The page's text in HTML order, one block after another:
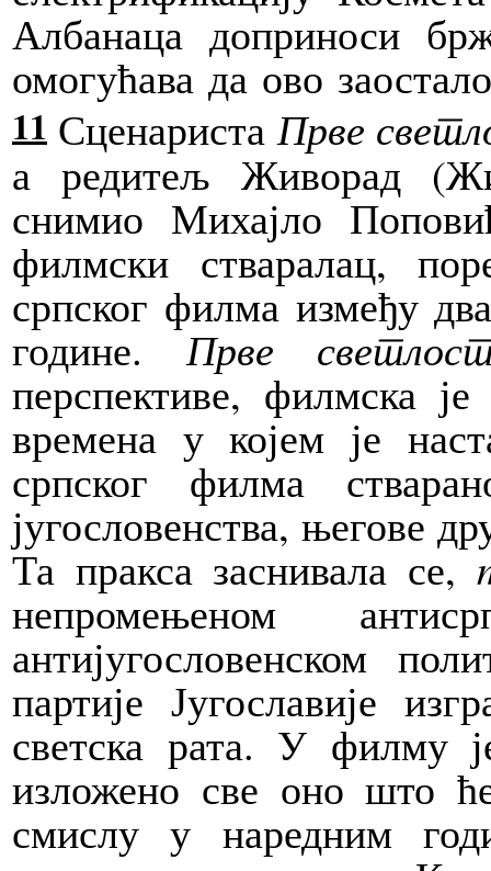
Албанаца доприноси
омогућава да ово
11 СценаристаПрве
а редитељ Живорад
снимио Михајло
филмски стваралац,
српског филма између
године.Прве
перспективе, филмска
времена у којем је
српског филма
југословенства, његове
Та пракса заснивала се,
непромењеном
антијугословенском
партије Југославије
светска рата. У филму
изложено све оно што
смислу у наредним